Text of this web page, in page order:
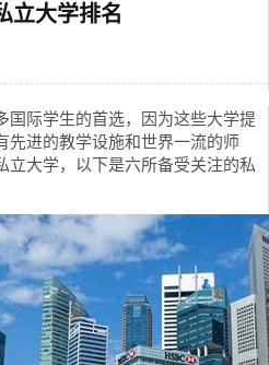
立大学排名
际学生的首选，因为这些大学提
先进的教学设施和世界一流的师
立大学，以下是六所备受关注的私